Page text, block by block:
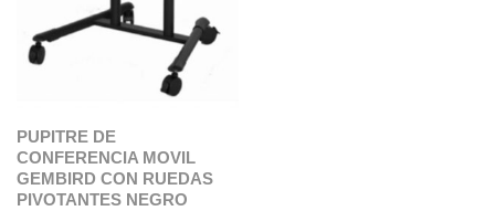
PUPITRE DE
CONFERENCIA MOVIL
GEMBIRD CON RUEDAS
PIVOTANTES NEGRO